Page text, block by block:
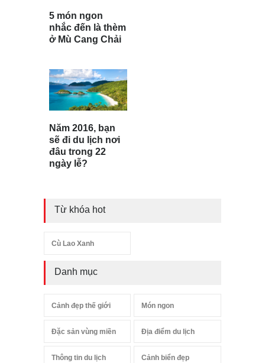
5 món ngon
nhắc đến là thèm
ở Mù Cang Chải
Năm 2016, bạn
sẽ đi du lịch nơi
đâu trong 22
ngày lễ?
Từ khóa hot
Cù Lao Xanh
Danh mục
Cảnh đẹp thế giới Món ngon
Đặc sản vùng miền Địa điểm du lịch
Thông tin du lịch Cảnh biển đẹp